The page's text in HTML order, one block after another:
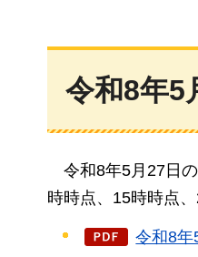
令和8年5
令和8年5月27日
時時点、15時時点
令和8年